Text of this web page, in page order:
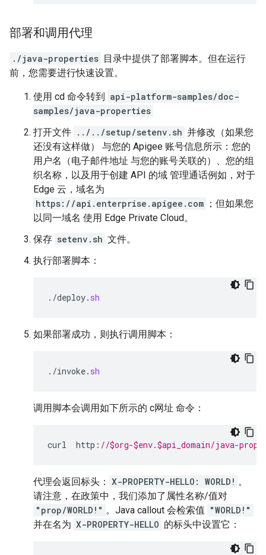
部署和调用代理
./java-properties 目录中提供了部署脚本。但在运行
前，您需要进行快速设置。
使用 cd 命令转到 api-platform-samples/doc-
samples/java-properties
打开文件 ../../setup/setenv.sh 并修改（如果您
还没有这样做） 与您的 Apigee 账号信息所示：您的
用户名（电子邮件地址 与您的账号关联的）、您的组
织名称，以及用于创建 API 的域 管理通话例如，对于
Edge 云，域名为
https://api.enterprise.apigee.com ；但如果您
以同一域名 使用 Edge Private Cloud。
保存 setenv.sh 文件。
执行部署脚本：
. /deploy. sh
如果部署成功，则执行调用脚本：
. /invoke. sh
调用脚本会调用如下所示的 c网址 命令：
curl http : //$org-$env.$api_domain/java-
代理会返回标头： X-PROPERTY-HELLO: WORLD! 。
请注意，在政策中，我们添加了属性名称/值对
"prop/WORLD!" 。Java callout 会检索值 "WORLD!"
并在名为 X-PROPERTY-HELLO 的标头中设置它：